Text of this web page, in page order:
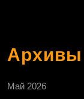
Архивы
Май 2026